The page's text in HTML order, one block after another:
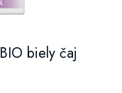
biely čaj